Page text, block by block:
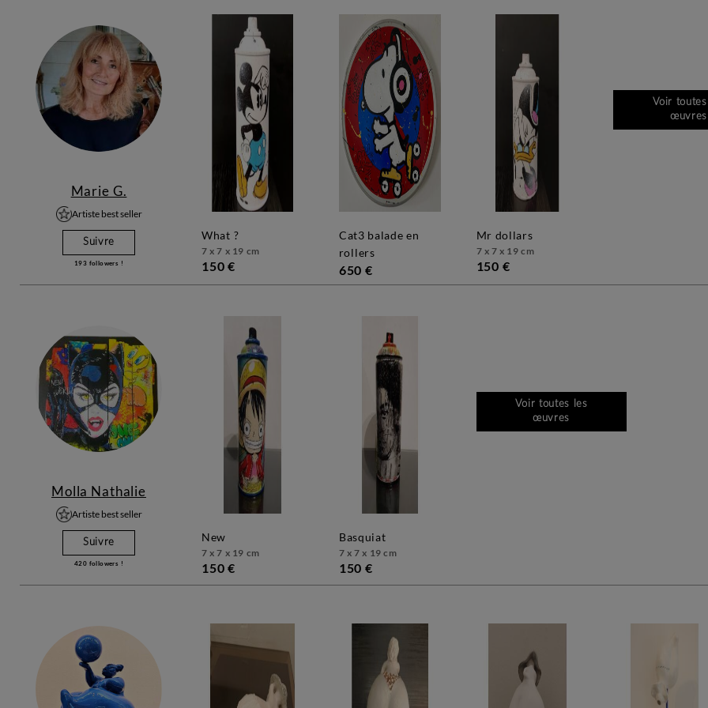
Marie G.
Artiste best seller
Suivre
193 followers !
what ?
7 x 7 x 19 cm
150 €
cat3 balade en
rollers
650 €
mr dollars
7 x 7 x 19 cm
150 €
Voir
œuvres
Molla Nathalie
Artiste best seller
Suivre
420 followers !
new
7 x 7 x 19 cm
150 €
basquiat
7 x 7 x 19 cm
150 €
Voir toutes les
œuvres